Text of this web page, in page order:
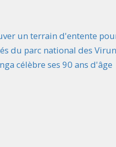
un terrain d'entente
du parc national des
célèbre ses 90 ans d'âge